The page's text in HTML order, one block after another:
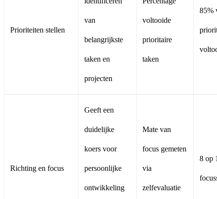
Prioriteiten stellen
van
belangrijkste
taken en
projecten
voltooide
prioritaire
taken
85%
Richting en focus
Geeft een
duidelijke
koers voor
persoonlijke
ontwikkeling
Mate van
focus gemeten
via
zelfevaluatie
8 op